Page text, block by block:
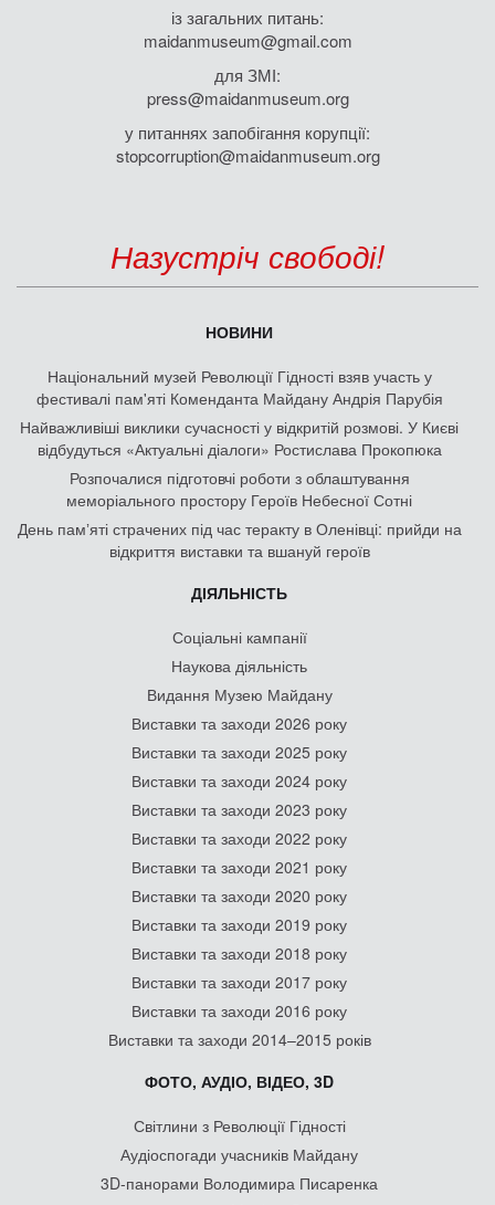
із загальних питань:
maidanmuseum@gmail.com
для ЗМІ:
press@maidanmuseum.org
у питаннях запобігання корупції:
stopcorruption@maidanmuseum.org
Назустріч свободі!
НОВИНИ
Національний музей Революції Гідності взяв участь у
фестивалі пам'яті Коменданта Майдану Андрія Парубія
Найважливіші виклики сучасності у відкритій розмові. У Києві
відбудуться «Актуальні діалоги» Ростислава Прокопюка
Розпочалися підготовчі роботи з облаштування
меморіального простору Героїв Небесної Сотні
День памʼяті страчених під час теракту в Оленівці: прийди на
відкриття виставки та вшануй героїв
ДІЯЛЬНІСТЬ
Соціальні кампанії
Наукова діяльність
Видання Музею Майдану
Виставки та заходи 2026 року
Виставки та заходи 2025 року
Виставки та заходи 2024 року
Виставки та заходи 2023 року
Виставки та заходи 2022 року
Виставки та заходи 2021 року
Виставки та заходи 2020 року
Виставки та заходи 2019 року
Виставки та заходи 2018 року
Виставки та заходи 2017 року
Виставки та заходи 2016 року
Виставки та заходи 2014–2015 років
ФОТО, АУДІО, ВІДЕО, 3D
Світлини з Революції Гідності
Аудіоспогади учасників Майдану
3D-панорами Володимира Писаренка